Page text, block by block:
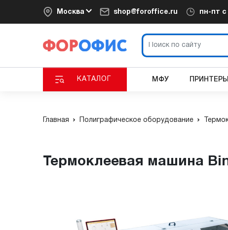
Москва shop@foroffice.ru пн-пт с
КАТАЛОГ МФУ ПРИНТЕРЫ
Главная Полиграфическое оборудование
Термоклеевая машина